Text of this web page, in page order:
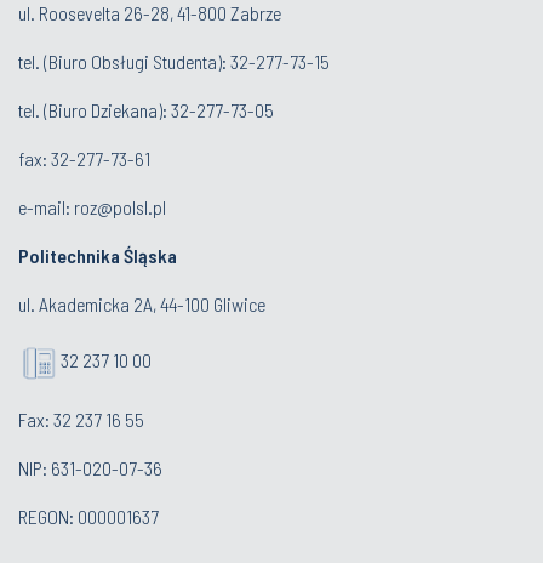
ul. Roosevelta 26-28, 41-800 Zabrze
tel. (Biuro Obsługi Studenta): 32-277-73-15
tel. (Biuro Dziekana): 32-277-73-05
fax: 32-277-73-61
e-mail: roz@polsl.pl
Politechnika Śląska
ul. Akademicka 2A, 44-100 Gliwice
32 237 10 00
Fax: 32 237 16 55
NIP: 631-020-07-36
REGON: 000001637